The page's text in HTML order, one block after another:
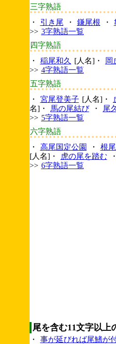
三字熟語
・
引き尾 ・ 鎌尾根 ・
>> 3字熟語一覧
四字熟語
・
稲尾和久 [人名]・ 岡
>> 4字熟語一覧
五字熟語
・
宮尾登美子 [人名]・
名]・
馬の尾結び ・
尾
>> 5字熟語一覧
六字熟語
・
高尾国定公園 ・ 根
[人名]・
虎の尾を踏む ・
>> 6字熟語一覧
尾を含む11文字以上
・
事が延びれば尾鰭が